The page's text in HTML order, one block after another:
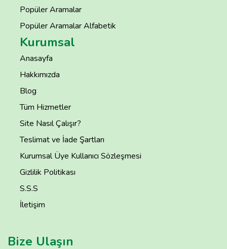
Popüler Aramalar
Popüler Aramalar Alfabetik
Kurumsal
Anasayfa
Hakkımızda
Blog
Tüm Hizmetler
Site Nasıl Çalışır?
Teslimat ve İade Şartları
Kurumsal Üye Kullanıcı Sözleşmesi
Gizlilik Politikası
S.S.S
İletişim
Bize Ulaşın